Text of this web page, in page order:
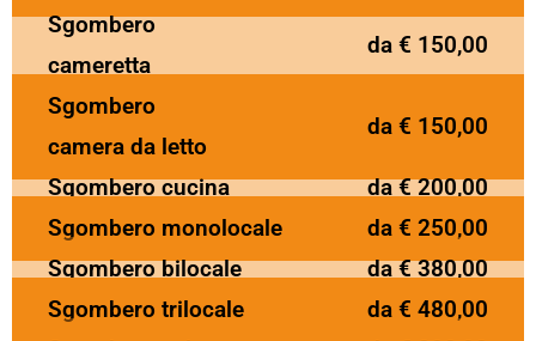
Sgombero
cameretta
da € 150,00
Sgombero
camera da letto
da € 150,00
Sgombero cucina
da € 200,00
Sgombero monolocale
da € 250,00
Sgombero bilocale
da € 380,00
Sgombero trilocale
da € 480,00